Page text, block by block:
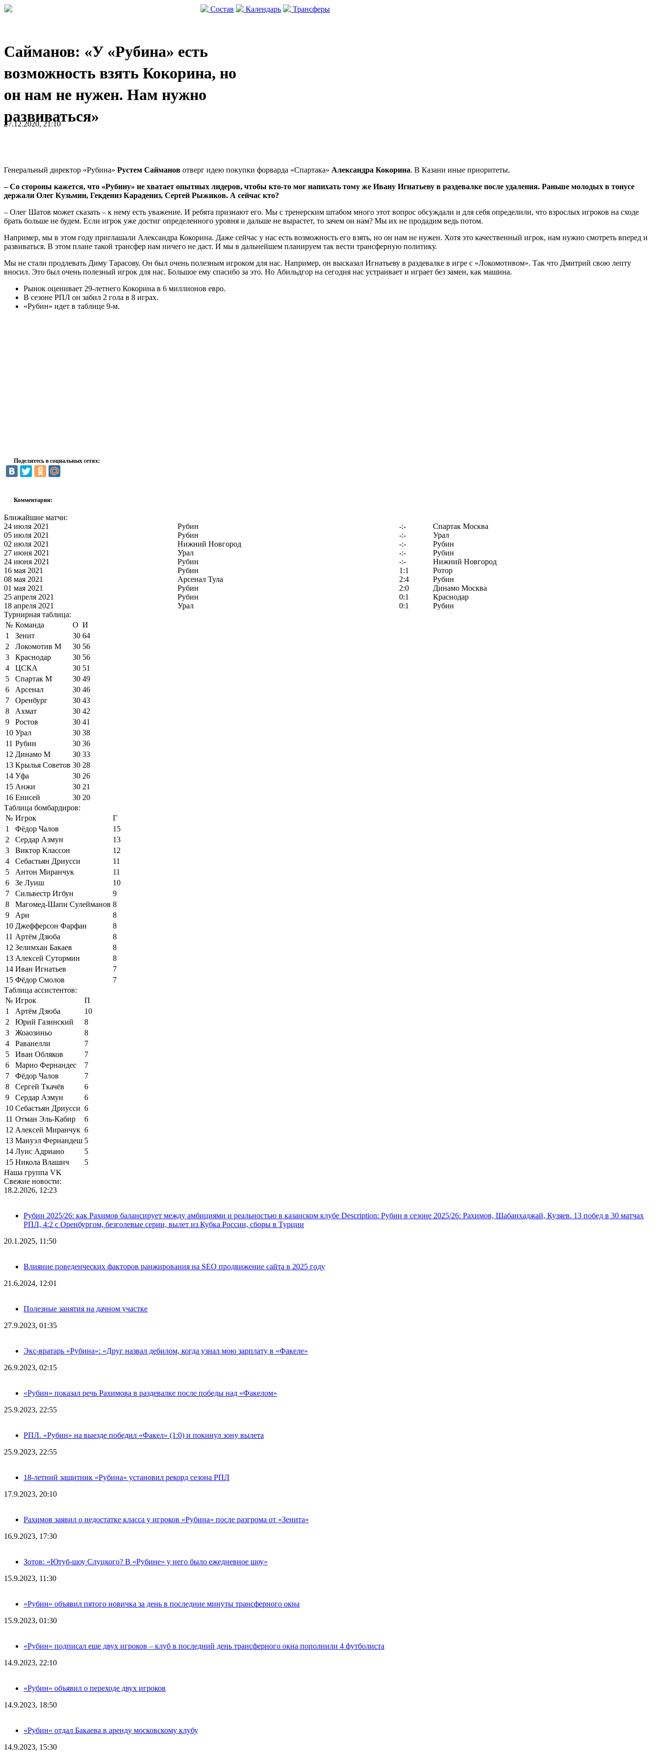
Состав Календарь Трансферы
Сайманов: «У «Рубина» есть
возможность взять Кокорина, но
он нам не нужен. Нам нужно
развиваться»
27.12.2020, 21:10
Генеральный директор «Рубина» Рустем Сайманов отверг идею покупки форварда «Спартака» Александра Кокорина. В Казани иные приоритеты.
– Со стороны кажется, что «Рубину» не хватает опытных лидеров, чтобы кто-то мог напихать тому же Ивану Игнатьеву в раздевалке после удаления. Раньше молодых в тонусе
держали Олег Кузьмин, Гекдениз Карадениз, Сергей Рыжиков. А сейчас кто?
– Олег Шатов может сказать – к нему есть уважение. И ребята признают его. Мы с тренерским штабом много этот вопрос обсуждали и для себя определили, что взрослых игроков на сходе
брать больше не будем. Если игрок уже достиг определeнного уровня и дальше не вырастет, то зачем он нам? Мы их не продадим ведь потом.
Например, мы в этом году приглашали Александра Кокорина. Даже сейчас у нас есть возможность его взять, но он нам не нужен. Хотя это качественный игрок, нам нужно смотреть вперeд и
развиваться. В этом плане такой трансфер нам ничего не даст. И мы в дальнейшем планируем так вести трансферную политику.
Мы не стали продлевать Диму Тарасову. Он был очень полезным игроком для нас. Например, он высказал Игнатьеву в раздевалке в игре с «Локомотивом». Так что Дмитрий свою лепту
вносил. Это был очень полезный игрок для нас. Большое ему спасибо за это. Но Абильдгор на сегодня нас устраивает и играет без замен, как машина.
Рынок оценивает 29-летнего Кокорина в 6 миллионов евро.
В сезоне РПЛ он забил 2 гола в 8 играх.
«Рубин» идет в таблице 9-м.
Поделитесь в социальных сетях:
Комментарии:
Ближайшие матчи:
24 июля 2021
Рубин -:-
Спартак Москва
05 июля 2021
Рубин -:-
Урал
02 июля 2021
Нижний Новгород -:-
Рубин
27 июня 2021
Урал -:-
Рубин
24 июня 2021
Рубин -:-
Нижний Новгород
16 мая 2021
Рубин 1:1
Ротор
08 мая 2021
Арсенал Тула 2:4
Рубин
01 мая 2021
Рубин 2:0
Динамо Москва
25 апреля 2021
Рубин 0:1
Краснодар
18 апреля 2021
Урал 0:1
Рубин
Турнирная таблица:
№ Команда О И
1
Зенит 30 64
2
Локомотив М 30 56
3
Краснодар 30 56
4
ЦСКА 30 51
5
Спартак М 30 49
6
Арсенал 30 46
7
Оренбург 30 43
8
Ахмат 30 42
9
Ростов 30 41
10 Урал 30 38
11 Рубин 30 36
12 Динамо М 30 33
13 Крылья Советов 30 28
14 Уфа 30 26
15 Анжи 30 21
16 Енисей 30 20
Таблица бомбардиров:
№ Игрок
Г
1
Фёдор Чалов
15
2
Сердар Азмун
13
3
Виктор Классон
12
4
Себастьян Дриусси
11
5
Антон Миранчук
11
6
Зе Луиш
10
7
Сильвестр Игбун
9
8
Магомед-Шапи Сулейманов 8
9
Ари
8
10 Джефферсон Фарфан
8
11 Артём Дзюба
8
12 Зелимхан Бакаев
8
13 Алексей Сутормин
8
14 Иван Игнатьев
7
15 Фёдор Смолов
7
Таблица ассистентов:
№ Игрок
П
1
Артём Дзюба
10
2
Юрий Газинский
8
3
Жоаозиньо
8
4
Раванелли
7
5
Иван Обляков
7
6
Марио Фернандес
7
7
Фёдор Чалов
7
8
Сергей Ткачёв
6
9
Сердар Азмун
6
10 Себастьян Дриусси 6
11 Отман Эль-Кабир
6
12 Алексей Миранчук 6
13 Мануэл Фернандеш 5
14 Луис Адриано
5
15 Никола Влашич
5
Наша группа VK
Свежие новости:
18.2.2026, 12:23
Рубин 2025/26: как Рахимов балансирует между амбициями и реальностью в казанском клубе Description: Рубин в сезоне 2025/26: Рахимов, Шабанхаджай, Кузяев. 13 побед в 30 матчах
РПЛ, 4:2 с Оренбургом, безголевые серии, вылет из Кубка России, сборы в Турции
20.1.2025, 11:50
Влияние поведенческих факторов ранжирования на SEO продвижение сайта в 2025 году
21.6.2024, 12:01
Полезные занятия на дачном участке
27.9.2023, 01:35
Экс-вратарь «Рубина»: «Друг назвал дебилом, когда узнал мою зарплату в «Факеле»
26.9.2023, 02:15
«Рубин» показал речь Рахимова в раздевалке после победы над «Факелом»
25.9.2023, 22:55
РПЛ. «Рубин» на выезде победил «Факел» (1:0) и покинул зону вылета
25.9.2023, 22:55
18-летний защитник «Рубина» установил рекорд сезона РПЛ
17.9.2023, 20:10
Рахимов заявил о недостатке класса у игроков «Рубина» после разгрома от «Зенита»
16.9.2023, 17:30
Зотов: «Ютуб-шоу Слуцкого? В «Рубине» у него было ежедневное шоу»
15.9.2023, 11:30
«Рубин» объявил пятого новичка за день в последние минуты трансферного окна
15.9.2023, 01:30
«Рубин» подписал еще двух игроков – клуб в последний день трансферного окна пополнили 4 футболиста
14.9.2023, 22:10
«Рубин» объявил о переходе двух игроков
14.9.2023, 18:50
«Рубин» отдал Бакаева в аренду московскому клубу
14.9.2023, 15:30